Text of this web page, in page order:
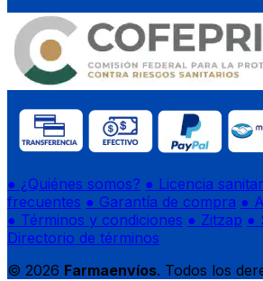
● ¿Quiénes somos? ● Licencia
frecuentes ● Garantía de compra ●
● Términos y condiciones ● Zitzap ●
Directorio de términos
© 2026 Farmaenvíos. Todos los